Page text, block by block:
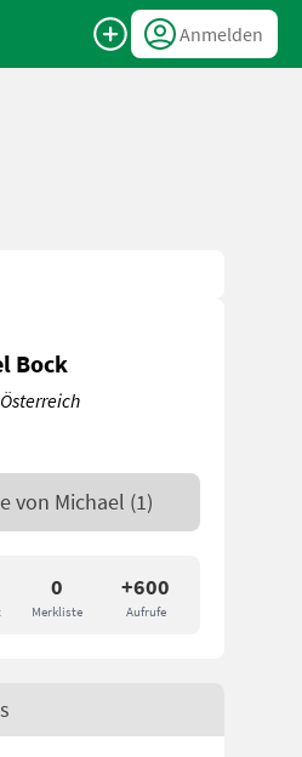
Anmelden
0
Merkliste
+600
Aufrufe
Bock
von Michael (1)